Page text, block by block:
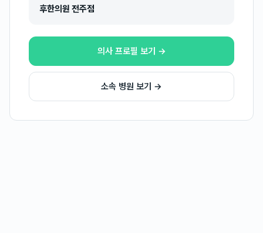
후한의원 전주점
의사 프로필 보기 →
소속 병원 보기 →